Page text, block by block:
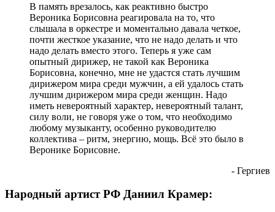
В память врезалось, как реактивно быстро
Вероника Борисовна реагировала на то, что
слышала в оркестре и моментально давала четкое,
почти жесткое указание, что не надо делать и что
надо делать вместо этого. Теперь я уже сам
опытный дирижер, не такой как Вероника
Борисовна, конечно, мне не удастся стать лучшим
дирижером мира среди мужчин, а ей удалось стать
лучшим дирижером мира среди женщин. Надо
иметь невероятный характер, невероятный талант,
силу воли, не говоря уже о том, что необходимо
любому музыканту, особенно руководителю
коллектива – ритм, энергию, мощь. Всё это было в
Веронике Борисовне.
- Гергиев
Народный артист РФ Даниил Крамер: